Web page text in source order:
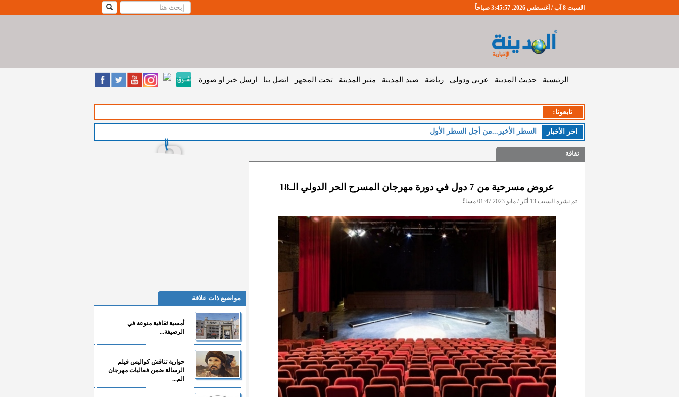
السبت 8 آب / أغسطس 2026. 3:45:57 صباحاً
الرئيسية حديث المدينة عربي ودولي رياضة صيد المدينة منبر المدينة تحت المجهر اتصل بنا ارسل خبر او صورة
تابعونا:
اخر اﻷخبار السطر الأخير...من أجل السطر الأول
ثقافة
عروض مسرحية من 7 دول في دورة مهرجان المسرح الحر الدولي الـ18
تم نشره السبت 13 أيّار / مايو 2023 01:47 مساءً
مواضيع ذات علاقة
أمسية ثقافية منوعة في
الرصيفة...
حوارية تناقش كواليس فيلم
الرسالة ضمن فعاليات مهرجان
الم...